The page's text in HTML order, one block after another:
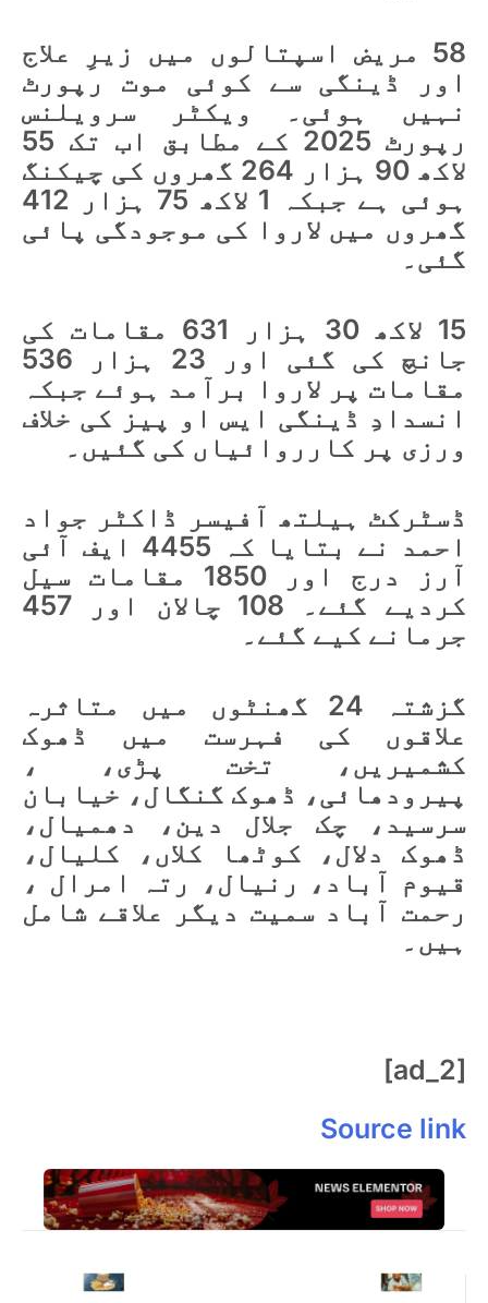
58 مریض اسپتالوں میں زیرِ علاج
اور ڈینگی سے کوئی موت رپورٹ
نہیں ہوئی۔ ویكٹر سرویلنس
رپورٹ 2025 کے مطابق اب تک 55
لاکھ 90 ہزار 264 گھروں کی چیکنگ
ہوئی ہے جبکہ 1 لاکھ 75 ہزار 412
گھروں میں لاروا کی موجودگی پائی
گئی۔
15 لاکھ 30 ہزار 631 مقامات کی
جانچ کی گئی اور 23 ہزار 536
مقامات پر لاروا برآمد ہوئے جبکہ
انسدادِ ڈینگی ایس او پیز کی خلاف
ورزی پر کارروائیاں کی گئیں۔
ڈسٹرکٹ ہیلتھ آفیسر ڈاکٹر جواد
احمد نے بتایا کہ 4455 ایف آئی
آرز درج اور 1850 مقامات سیل
کردیے گئے۔ 108 چالان اور 457
جرمانے کیے گئے۔
گزشتہ 24 گھنٹوں میں متاثرہ
علاقوں کی فہرست میں ڈھوک
کشمیریں، تخت پڑی، ،
پیرودھائی، ڈھوک گنگال، خیابان
سرسید، چک جلال دین، دھمیال،
ڈھوک دلال، کوٹھا کلاں، کلیال،
قیوم آباد، رنیال، رتہ امرال ،
رحمت آباد سمیت دیگر علاقے شامل
ہیں۔
[ad_2]
Source link